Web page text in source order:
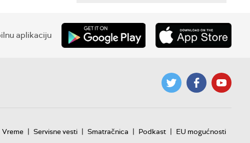
aplikaciju
Vreme | Servisne vesti | Smatračnica | Podkast | EU mogućnosti